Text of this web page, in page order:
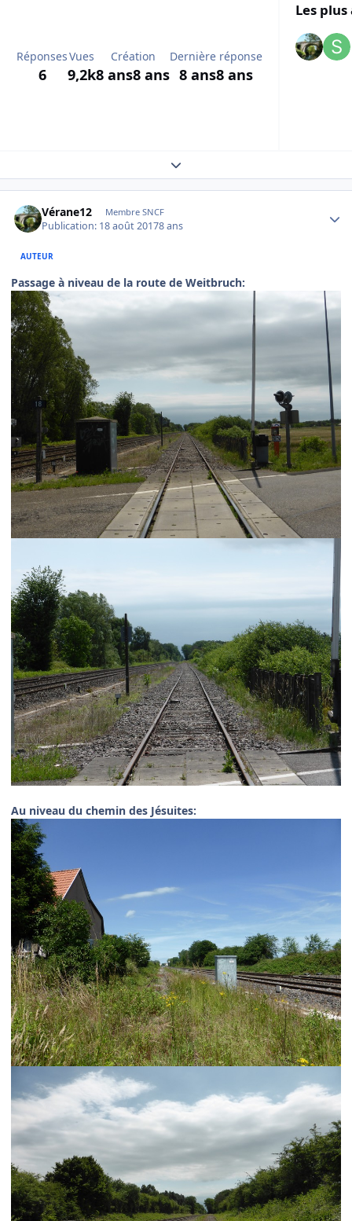
Réponses
6
Vues
9,2k
Création
8 ans8 ans
Dernière réponse
8 ans8 ans
Les
Expand topic overview
Vérane12 Membre SNCF
Publication: 18 août 20178 ans
AUTEUR
Passage à niveau de la route de Weitbruch:
Au niveau du chemin des Jésuites: